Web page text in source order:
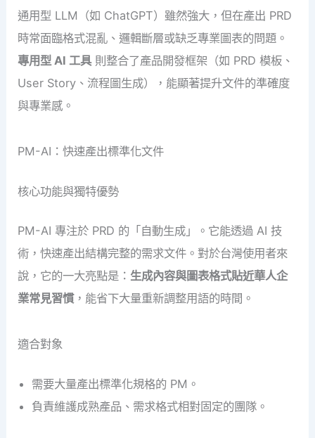
通用型 LLM（如 ChatGPT）雖然強大，但在產出 PRD
時常面臨格式混亂、邏輯斷層或缺乏專業圖表的問題。
專用型 AI 工具則整合了產品開發框架（如 PRD 模板、
User Story、流程圖生成），能顯著提升文件的準確度
與專業感。
PM-AI：快速產出標準化文件
核心功能與獨特優勢
PM-AI 專注於 PRD 的「自動生成」。它能透過 AI 技
術，快速產出結構完整的需求文件。對於台灣使用者來
說，它的一大亮點是： 生成內容與圖表格式貼近華人企
業常見習慣，能省下大量重新調整用語的時間。
適合對象
需要大量產出標準化規格的 PM。
負責維護成熟產品、需求格式相對固定的團隊。